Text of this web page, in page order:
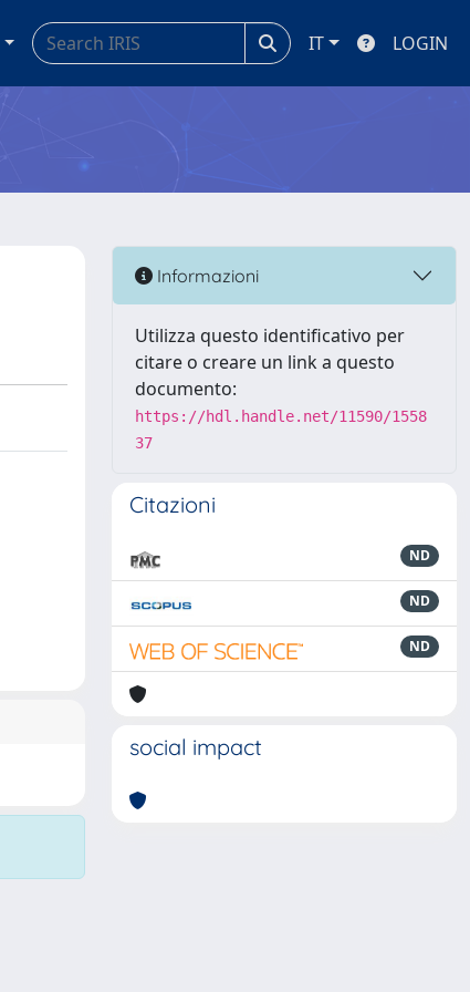
IT LOGIN
Informazioni
Utilizza questo identificativo per
citare o creare un link a questo
documento:
https://hdl.handle.net/11590/1558
37
Citazioni
ND
ND
ND
social impact